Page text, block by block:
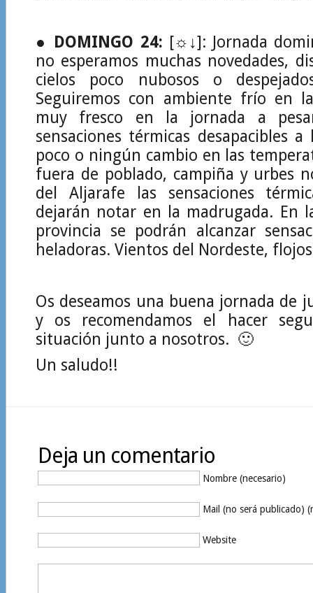
● DOMINGO 24: [☼↓]: Jornada
no esperamos muchas novedades,
cielos poco nubosos o
Seguiremos con ambiente frío en
muy fresco en la jornada a
sensaciones térmicas desapacibles
poco o ningún cambio en las
fuera de poblado, campiña y urbes
del Aljarafe las sensaciones
dejarán notar en la madrugada. En
provincia se podrán alcanzar
heladoras. Vientos del Nordeste,
Os deseamos una buena jornada de
y os recomendamos el hacer
situación junto a nosotros. 🙂
Un saludo!!
Deja un comentario
Nombre (necesario)
Mail (no será publicado)
Website